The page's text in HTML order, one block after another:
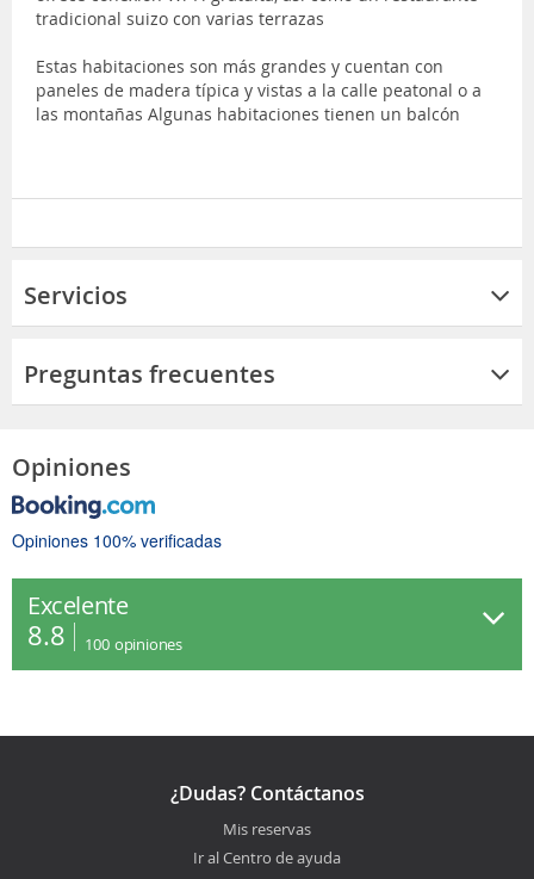
tradicional suizo con varias terrazas
Estas habitaciones son más grandes y cuentan con
paneles de madera típica y vistas a la calle peatonal o a
las montañas Algunas habitaciones tienen un balcón
Servicios
Preguntas frecuentes
Opiniones
Opiniones 100% verificadas
Excelente
8.8 100 opiniones
¿Dudas? Contáctanos
Mis reservas
Ir al Centro de ayuda